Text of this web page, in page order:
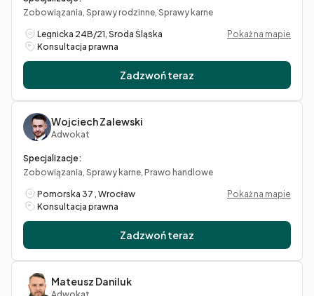
Zobowiązania, Sprawy rodzinne, Sprawy karne
Legnicka 24B/21, Środa Śląska
Pokaż na mapie
Konsultacja prawna
Zadzwoń teraz
Wojciech Zalewski
Adwokat
Specjalizacje:
Zobowiązania, Sprawy karne, Prawo handlowe
Pomorska 37 , Wrocław
Pokaż na mapie
Konsultacja prawna
Zadzwoń teraz
Mateusz Daniluk
Adwokat